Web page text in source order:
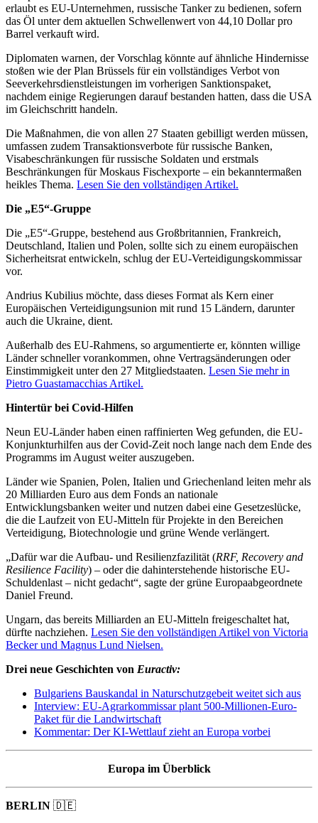
erlaubt es EU-Unternehmen, russische Tanker zu bedienen, sofern
das Öl unter dem aktuellen Schwellenwert von 44,10 Dollar pro
Barrel verkauft wird.
Diplomaten warnen, der Vorschlag könnte auf ähnliche Hindernisse
stoßen wie der Plan Brüssels für ein vollständiges Verbot von
Seeverkehrsdienstleistungen im vorherigen Sanktionspaket,
nachdem einige Regierungen darauf bestanden hatten, dass die USA
im Gleichschritt handeln.
Die Maßnahmen, die von allen 27 Staaten gebilligt werden müssen,
umfassen zudem Transaktionsverbote für russische Banken,
Visabeschränkungen für russische Soldaten und erstmals
Beschränkungen für Moskaus Fischexporte – ein bekanntermaßen
heikles Thema. Lesen Sie den vollständigen Artikel.
Die „E5“-Gruppe
Die „E5“-Gruppe, bestehend aus Großbritannien, Frankreich,
Deutschland, Italien und Polen, sollte sich zu einem europäischen
Sicherheitsrat entwickeln, schlug der EU-Verteidigungskommissar
vor.
Andrius Kubilius möchte, dass dieses Format als Kern einer
Europäischen Verteidigungsunion mit rund 15 Ländern, darunter
auch die Ukraine, dient.
Außerhalb des EU-Rahmens, so argumentierte er, könnten willige
Länder schneller vorankommen, ohne Vertragsänderungen oder
Einstimmigkeit unter den 27 Mitgliedstaaten. Lesen Sie mehr in
Pietro Guastamacchias Artikel.
Hintertür bei Covid-Hilfen
Neun EU-Länder haben einen raffinierten Weg gefunden, die EU-
Konjunkturhilfen aus der Covid-Zeit noch lange nach dem Ende des
Programms im August weiter auszugeben.
Länder wie Spanien, Polen, Italien und Griechenland leiten mehr als
20 Milliarden Euro aus dem Fonds an nationale
Entwicklungsbanken weiter und nutzen dabei eine Gesetzeslücke,
die die Laufzeit von EU-Mitteln für Projekte in den Bereichen
Verteidigung, Biotechnologie und grüne Wende verlängert.
„Dafür war die Aufbau- und Resilienzfazilität (RRF, Recovery and
Resilience Facility) – oder die dahinterstehende historische EU-
Schuldenlast – nicht gedacht“, sagte der grüne Europaabgeordnete
Daniel Freund.
Ungarn, das bereits Milliarden an EU-Mitteln freigeschaltet hat,
dürfte nachziehen. Lesen Sie den vollständigen Artikel von Victoria
Becker und Magnus Lund Nielsen.
Drei neue Geschichten von Euractiv:
Bulgariens Bauskandal in Naturschutzgebeit weitet sich aus
Interview: EU-Agrarkommissar plant 500-Millionen-Euro-
Paket für die Landwirtschaft
Kommentar: Der KI-Wettlauf zieht an Europa vorbei
Europa im Überblick
BERLIN 🇩🇪